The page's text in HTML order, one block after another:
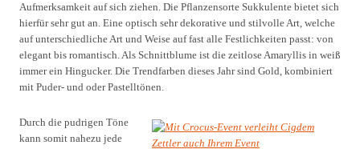
Aufmerksamkeit auf sich ziehen. Die Pflanzensorte Sukkulente bietet sich
hierfür sehr gut an. Eine optisch sehr dekorative und stilvolle Art, welche
auf unterschiedliche Art und Weise auf fast alle Festlichkeiten passt: von
elegant bis romantisch. Als Schnittblume ist die zeitlose Amaryllis in weiß
immer ein Hingucker. Die Trendfarben dieses Jahr sind Gold, kombiniert
mit Puder- und oder Pastelltönen.
Durch die pudrigen Töne
kann somit nahezu jede